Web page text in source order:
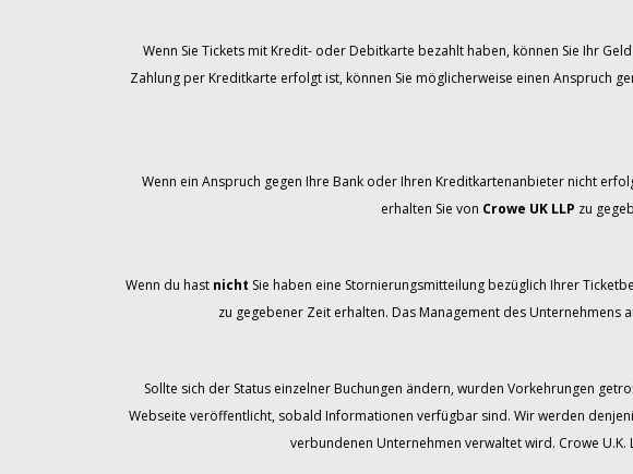
Wenn Sie Tickets mit Kredit- oder Debitkarte bezahlt haben, können Sie Ihr
Zahlung per Kreditkarte erfolgt ist, können Sie möglicherweise einen Anspruch
Wenn ein Anspruch gegen Ihre Bank oder Ihren Kreditkartenanbieter nicht
erhalten Sie von Crowe UK LLP zu
Wenn du hast nicht Sie haben eine Stornierungsmitteilung bezüglich Ihrer
zu gegebener Zeit erhalten. Das Management des
Sollte sich der Status einzelner Buchungen ändern, wurden Vorkehrungen
Webseite veröffentlicht, sobald Informationen verfügbar sind. Wir werden
verbundenen Unternehmen verwaltet wird. Crowe